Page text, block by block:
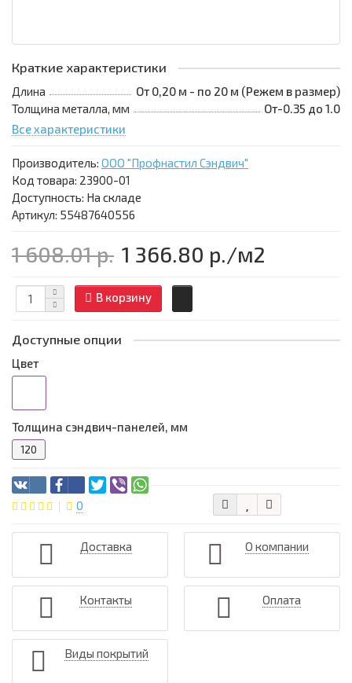
Краткие характеристики
Длина
От 0,20 м - по 20 м (Режем в размер)
Толщина металла, мм
От-0.35 до 1.0
Все характеристики
Производитель: ООО "Профнастил Сэндвич"
Код товара: 23900-01
Доступность: На складе
Артикул: 55487640556
1 608.01 р. 1 366.80 р./м2
В корзину
Доступные опции
Цвет
Толщина сэндвич-панелей, мм
120
0
Доставка О компании
Контакты Оплата
Виды покрытий